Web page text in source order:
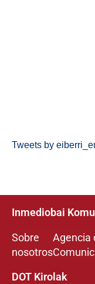
Tweets by
Inmediobai
Sobre
nosotros
Agencia
DOT Kirolak